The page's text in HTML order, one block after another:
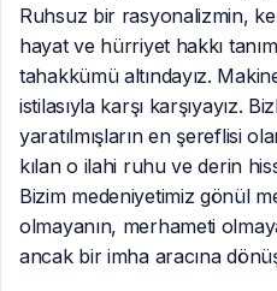
Ruhsuz bir rasyonalizmin,
hayat ve hürriyet hakkı
tahakkümü altındayız.
istilasıyla karşı karşıyayız.
yaratılmışların en şereflisi
kılan o ilahi ruhu ve derin
Bizim medeniyetimiz gönül
olmayanın, merhameti
ancak bir imha aracına